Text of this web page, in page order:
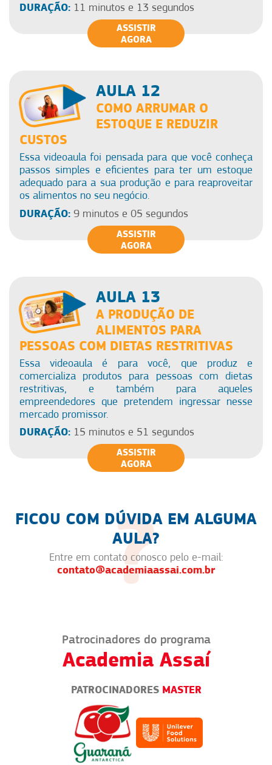
DURAÇÃO:11 minutos e 13 segundos
ASSISTIR
AGORA
AULA 12
COMO ARRUMAR O
ESTOQUE E REDUZIR
CUSTOS
Essa videoaula foi pensada para que você conheça
passos simples e eficientes para ter um estoque
adequado para a sua produção e para reaproveitar
os alimentos no seu negócio.
DURAÇÃO:9 minutos e 05 segundos
ASSISTIR
AGORA
AULA 13
A PRODUÇÃO DE
ALIMENTOS PARA
PESSOAS COM DIETAS RESTRITIVAS
Essa videoaula é para você, que produz e
comercializa produtos para pessoas com dietas
restritivas, e também para aqueles
empreendedores que pretendem ingressar nesse
mercado promissor.
DURAÇÃO:15 minutos e 51 segundos
ASSISTIR
AGORA
FICOU COM DÚVIDA EM ALGUMA
AULA?
Entre em contato conosco pelo e-mail:
contato@academiaassai.com.br
Patrocinadores do programa
Academia Assaí
PATROCINADORES MASTER